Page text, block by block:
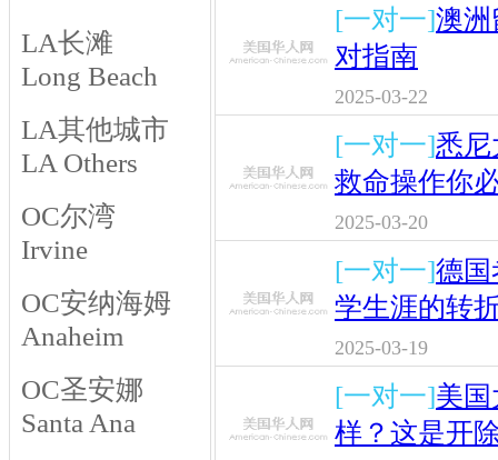
LA长滩
Long Beach
LA其他城市
LA Others
OC尔湾
Irvine
OC安纳海姆
Anaheim
OC圣安娜
Santa Ana
[一对一]澳洲
对指南
2025-03-22
[一对一]悉尼
救命操作你
2025-03-20
[一对一]德国
学生涯的转
2025-03-19
[一对一]美国
样？这是开